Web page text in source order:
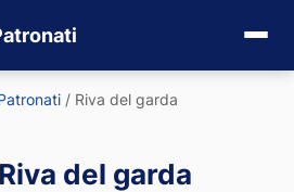
/ Riva del garda
del garda